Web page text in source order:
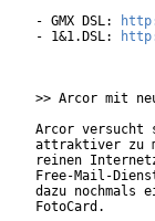
- GMX DSL:
- 1&1.DSL:
>> Arcor mit
Arcor versucht
attraktiver zu
reinen
Free-Mail-
dazu nochmals
FotoCard.